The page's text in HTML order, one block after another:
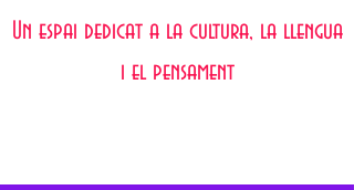
Un espai dedicat a la cultura, la llengua
i el pensament